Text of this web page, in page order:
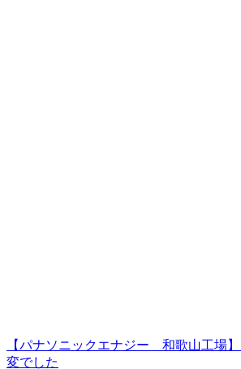
【パナソニックエナジー 和歌山工場
変でした